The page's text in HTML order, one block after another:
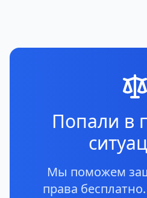
Попали в
Мы поможем
права